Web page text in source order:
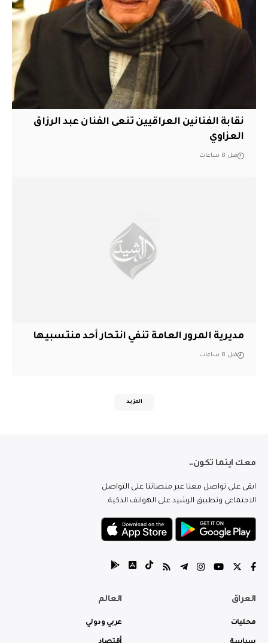
نقابة الفنانين العراقيين تنعى الفنان عبد الرزاق
العزاوي
قبل 8 ساعات
مديرية المرور العامة تنفي انتحار أحد منتسبيها
قبل 8 ساعات
المزيد
معك اينما تكون..
ابقى على تواصل معنا عبر منصاتنا على التواصل
الاجتماعي وتطبيق الرشيد على الهواتف الذكية.
العراق
محليات
العالم
عربي ودولي